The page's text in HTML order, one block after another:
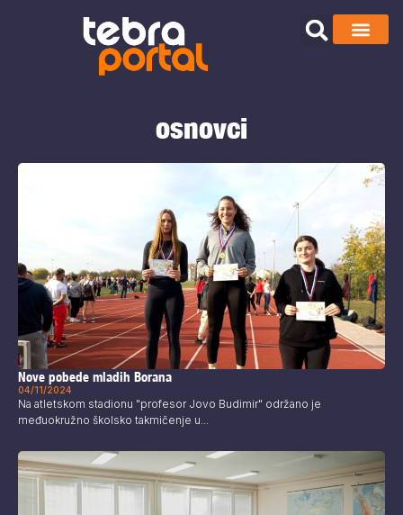
osnovci
Nove pobede mladih Borana
04/11/2024
Na atletskom stadionu "profesor Jovo Budimir" održano je
međuokružno školsko takmičenje u...